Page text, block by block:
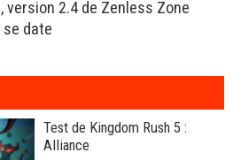
version 2.4 de Zenless Zone
se date
Test de Kingdom Rush 5 :
Alliance